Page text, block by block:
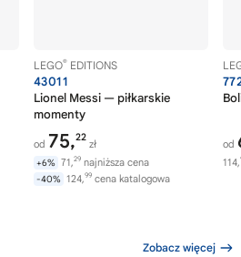
LEGO® EDITIONS
43011
Lionel Messi — piłkarskie
momenty
od 75,22
zł
+6% 71,29 najniższa cena
-40% 124,99 cena katalogowa
od
114,
Zobacz więcej